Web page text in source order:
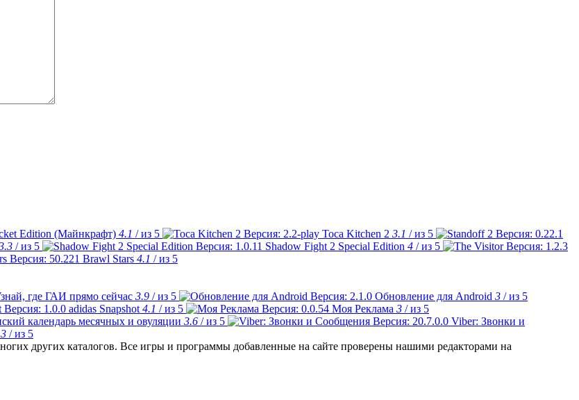
Edition (Майнкрафт) 4.1 / из 5 Toca Kitchen 2 3.1 / из 5
/ из 5 Shadow Fight 2 Special Edition 4 / из 5
Brawl Stars 4.1 / из 5
где ГАИ прямо сейчас 3.9 / из 5 Обновление для Android 3 / из 5
adidas Snapshot 4.1 / из 5 Моя Реклама 3 / из 5
календарь месячных и овуляции 3.6 / из 5
Viber: Звонки и
3 / из 5
других каталогов. Все игры и программы добавленные на сайте проверены нашими редакторами на